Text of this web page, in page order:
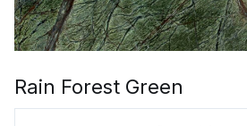
Rain Forest Green